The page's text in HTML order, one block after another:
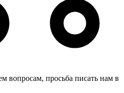
вопросам, просьба писать нам в